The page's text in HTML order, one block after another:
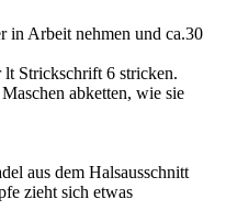
in Arbeit nehmen und ca.30
Strickschrift 6 stricken.
abketten, wie sie
aus dem Halsausschnitt
zieht sich etwas